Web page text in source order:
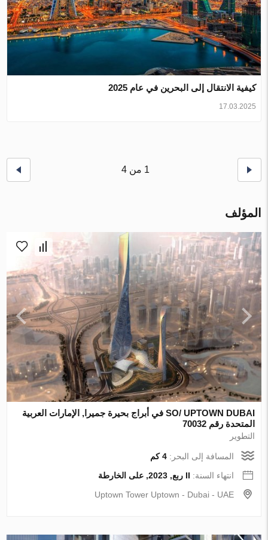
كيفية الانتقال إلى البحرين في عام 2025
17.03.2025
1 من 4
المؤلف
SO/ UPTOWN DUBAI في أبراج بحيرة جميرا, الإمارات العربية
المتحدة رقم 70032
التطوير
المسافة إلى البحر:4 كم
انتهاء السنة: II ربع, 2023, على الخارطة
Uptown Tower Uptown - Dubai - UAE